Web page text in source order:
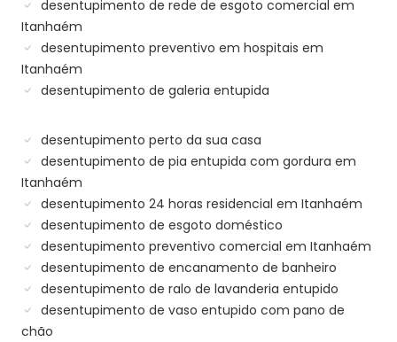
desentupimento de rede de esgoto comercial em
Itanhaém
desentupimento preventivo em hospitais em
Itanhaém
desentupimento de galeria entupida
desentupimento perto da sua casa
desentupimento de pia entupida com gordura em
Itanhaém
desentupimento 24 horas residencial em Itanhaém
desentupimento de esgoto doméstico
desentupimento preventivo comercial em Itanhaém
desentupimento de encanamento de banheiro
desentupimento de ralo de lavanderia entupido
desentupimento de vaso entupido com pano de
chão